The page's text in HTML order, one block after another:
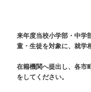
来年度当校小学部・中学
童・生徒を対象に、就学
在籍機関へ提出し、各市
をしてください。